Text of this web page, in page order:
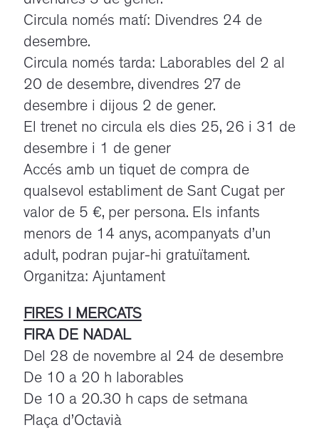
Circula només matí: Divendres 24 de
desembre.
Circula només tarda: Laborables del 2 al
20 de desembre, divendres 27 de
desembre i dijous 2 de gener.
El trenet no circula els dies 25, 26 i 31 de
desembre i 1 de gener
Accés amb un tiquet de compra de
qualsevol establiment de Sant Cugat per
valor de 5 €, per persona. Els infants
menors de 14 anys, acompanyats d’un
adult, podran pujar-hi gratuïtament.
Organitza: Ajuntament
FIRES I MERCATS
FIRA DE NADAL
Del 28 de novembre al 24 de desembre
De 10 a 20 h laborables
De 10 a 20.30 h caps de setmana
Plaça d’Octavià